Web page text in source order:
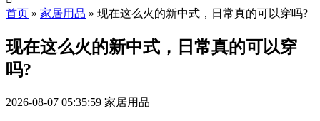
首页 » 家居用品 » 现在这么火的新中式，日常真的可以穿吗?
现在这么火的新中式，日常真的可以穿
吗?
2026-08-07 05:35:59 家居用品